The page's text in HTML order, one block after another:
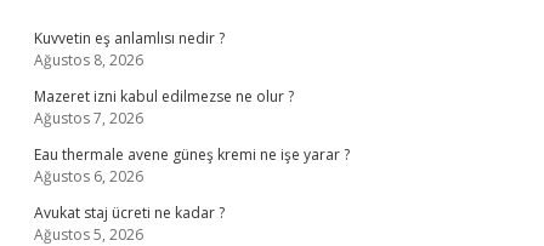
Kuvvetin eş anlamlısı nedir ?
Ağustos 8, 2026
Mazeret izni kabul edilmezse ne olur ?
Ağustos 7, 2026
Eau thermale avene güneş kremi ne işe yarar ?
Ağustos 6, 2026
Avukat staj ücreti ne kadar ?
Ağustos 5, 2026